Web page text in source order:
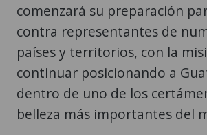
comenzará su preparación
contra representantes de
países y territorios, con la
continuar posicionando a
dentro de uno de los
belleza más importantes del